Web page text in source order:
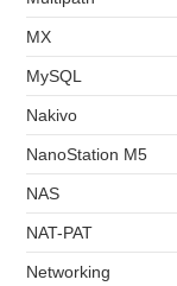
MX
MySQL
Nakivo
NanoStation M5
NAS
NAT-PAT
Networking